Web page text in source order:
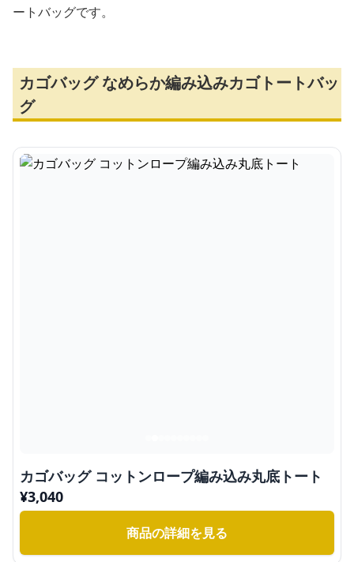
ートバッグです。
カゴバッグ なめらか編み込みカゴトートバッ
グ
カゴバッグ コットンロープ編み込み丸底トート
¥3,040
商品の詳細を見る